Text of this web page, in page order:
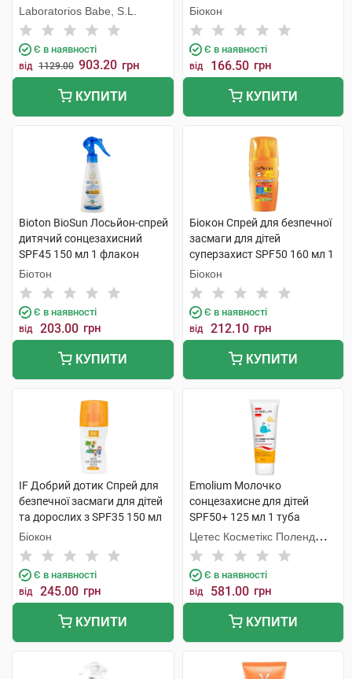
з матувальним ефектом
SPF50+ 200 мл 1 флакон
Laboratorios Babe, S.L.
Є в наявності
від 1129.00 903.20 грн
КУПИТИ
Біокон
Є в наявності
від 166.50 грн
КУПИТИ
Bioton BioSun Лосьйон-спрей
дитячий сонцезахисний
SPF45 150 мл 1 флакон
Біотон
Є в наявності
від 203.00 грн
КУПИТИ
Біокон Спрей для безпечної
засмаги для дітей
суперзахист SPF50 160 мл 1
флакон
Біокон
Є в наявності
від 212.10 грн
КУПИТИ
IF Добрий дотик Спрей для
безпечної засмаги для дітей
та дорослих з SPF35 150 мл
1 флакон
Біокон
Є в наявності
від 245.00 грн
КУПИТИ
Emolium Молочко
сонцезахисне для дітей
SPF50+ 125 мл 1 туба
Цетес Косметікс Поленд
Сп.з о.о.
Є в наявності
від 581.00 грн
КУПИТИ